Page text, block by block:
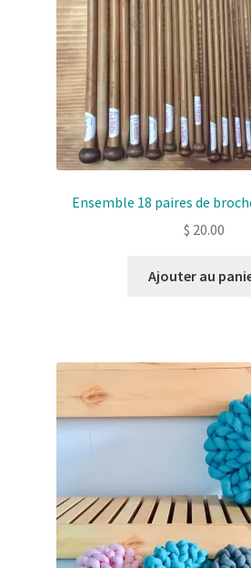
Ensemble 18 paires de
$ 20.00
Ajouter au